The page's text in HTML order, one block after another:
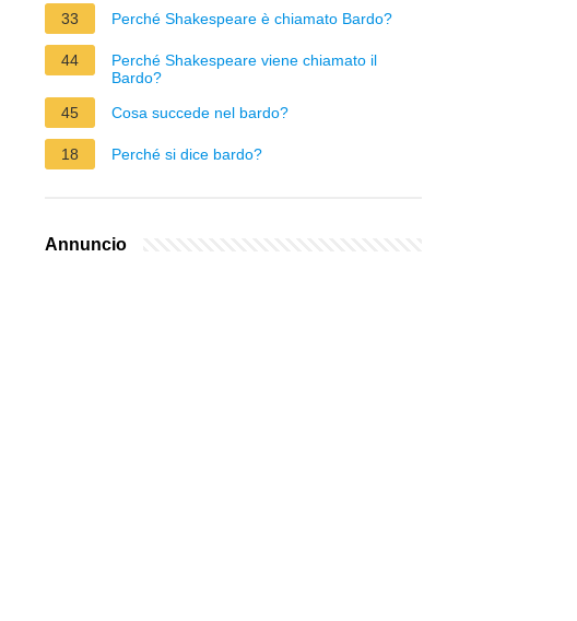
33 Perché Shakespeare è chiamato Bardo?
44
Perché Shakespeare viene chiamato il
Bardo?
45
Cosa succede nel bardo?
18 Perché si dice bardo?
Annuncio